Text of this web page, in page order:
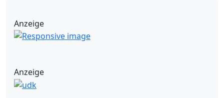
Anzeige
Anzeige